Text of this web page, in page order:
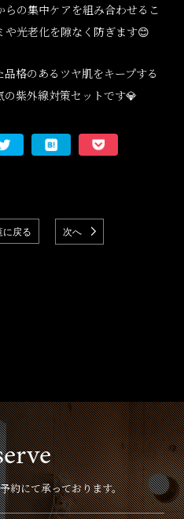
の集中ケアを組み合わせるこ
や光老化を隙なく防ぎます😊
格のあるツヤ肌をキープする
の紫外線対策セットです💎
に戻る 次へ
約にて承っております。